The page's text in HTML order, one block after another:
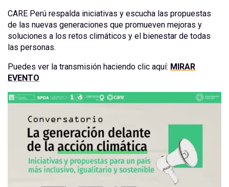
CARE Perú respalda iniciativas y escucha las propuestas
de las nuevas generaciones que promueven mejoras y
soluciones a los retos climáticos y el bienestar de todas
las personas.
Puedes ver la transmisión haciendo clic aquí: MIRAR
EVENTO